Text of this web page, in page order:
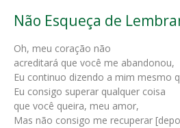
Não Esqueça de
Oh, meu coração não
acreditará que você me abandonou,
Eu continuo dizendo a mim mesmo
Eu consigo superar qualquer coisa
que você queira, meu amor,
Mas não consigo me recuperar